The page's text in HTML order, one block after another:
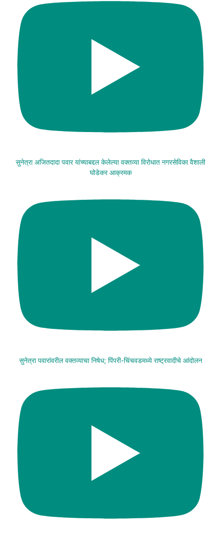
सुनेत्रा अजितदादा पवार यांच्याबद्दल केलेल्या वक्तव्या विरोधात नगरसेविका वैशाली
घोडेकर आक्रमक
सुनेत्रा पवारांवरील वक्तव्याचा निषेध; पिंपरी-चिंचवडमध्ये राष्ट्रवादीचे आंदोलन